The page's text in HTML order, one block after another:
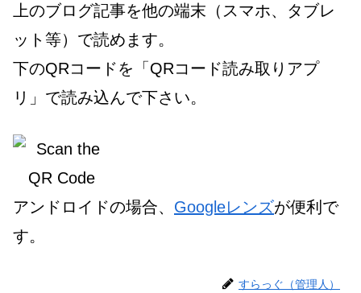
上のブログ記事を他の端末（スマホ、タブレ
ット等）で読めます。
下のQRコードを「QRコード読み取りアプ
リ」で読み込んで下さい。
アンドロイドの場合、 Googleレンズが便利で
す。
すらっぐ（管理人）